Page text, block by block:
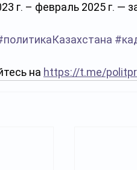
г. – февраль 2025 г. —
на https://t.me/